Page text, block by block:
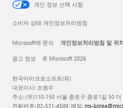
개인 정보 선택 사항
소비자 상태 개인정보처리방침
Microsoft에 문의 개인정보처리방침 및 위
광고 정보 © Microsoft 2026
한국마이크로소프트(유)
대표이사: 조원우
주소: (우)110-150 서울 종로구 종로1길 50
전화번호: 02-531-4500, 메일: ms-